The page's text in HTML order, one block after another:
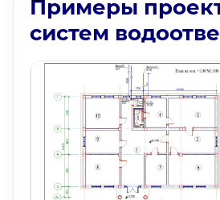
Примеры
систем